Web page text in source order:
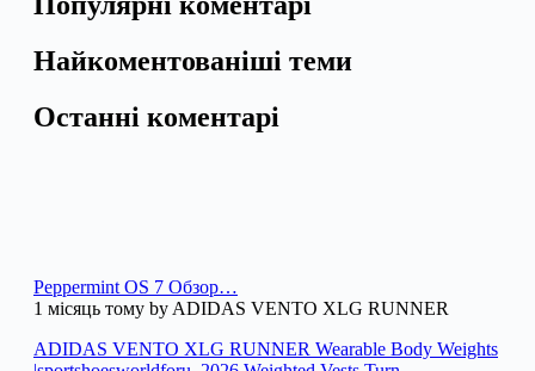
Найкоментованіші теми
Останні коментарі
Peppermint OS 7 Обзор…
1 місяць тому by ADIDAS VENTO XLG RUNNER
ADIDAS VENTO XLG RUNNER Wearable Body Weights